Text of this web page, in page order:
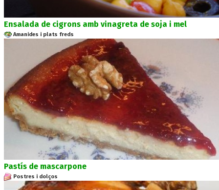
Ensalada de cigrons amb vinagreta de soja i mel
Amanides i plats freds
Pastís de mascarpone
Postres i dolços